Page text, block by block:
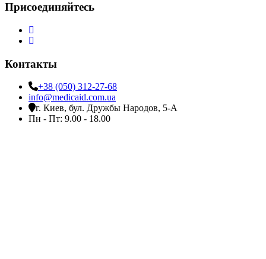
Присоединяйтесь
Контакты
+38 (050) 312-27-68
info@medicaid.com.ua
г. Киев, бул. Дружбы Народов, 5-А
Пн - Пт: 9.00 - 18.00